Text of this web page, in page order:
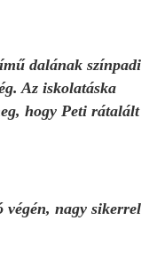
dalának színpadi
Az iskolatáska
hogy Peti rátalált
végén, nagy sikerrel